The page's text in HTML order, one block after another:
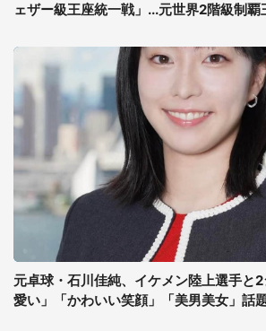
ェザー級王座統一戦」...元世界2階級制覇
元卓球・石川佳純、イケメン陸上選手と
愛い」「かわいい笑顔」「美男美女」話